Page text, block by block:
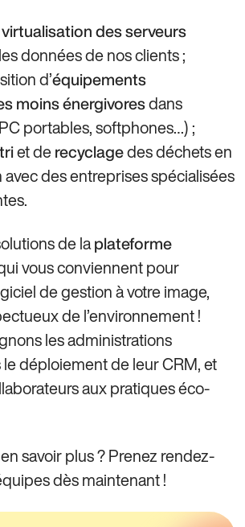
virtualisation des serveurs
données de nos clients ;
d’équipements
moins énergivoresdans
portables, softphones…) ;
triet de recyclagedes déchets en
des entreprises spécialisées
de laplateforme
vous conviennent pour
de gestion à votre image,
de l’environnement !
les administrations
déploiement de leur CRM, et
aux pratiques éco-
savoir plus ? Prenez rendez-
dès maintenant !